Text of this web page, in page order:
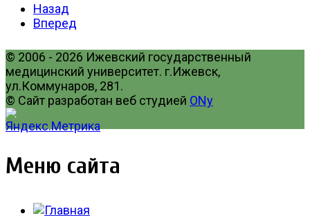
Назад
Вперед
© 2006 - 2026 Ижевский государственный
медицинский университет. г.Ижевск,
ул.Коммунаров, 281.
© Сайт разработан веб студией ONy
Меню сайта